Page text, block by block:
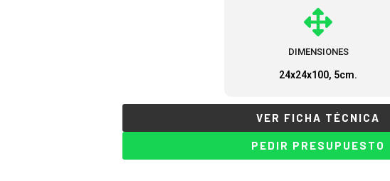
DIMENSIONES
24x24x100, 5cm.
VER FICHA TÉCNICA
PEDIR PRESUPUESTO